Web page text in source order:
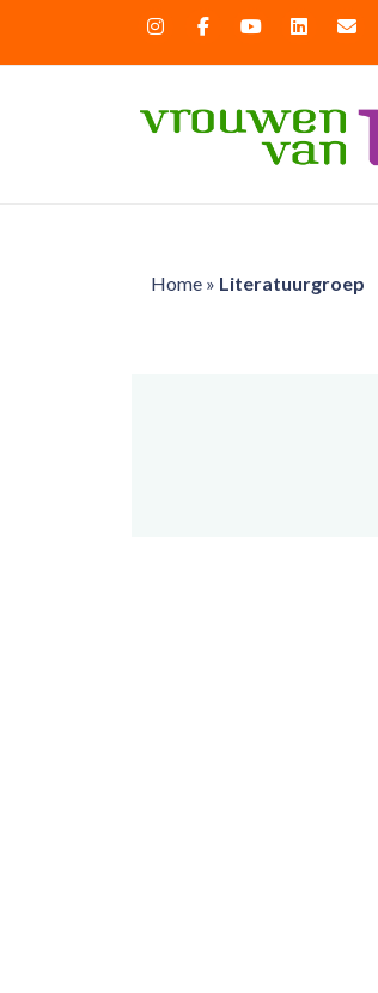
Home» Literatuurgroep